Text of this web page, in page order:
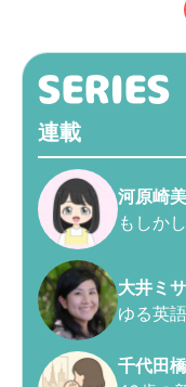
連載
河原崎
もしか
大井ミ
ゆる英
千代田